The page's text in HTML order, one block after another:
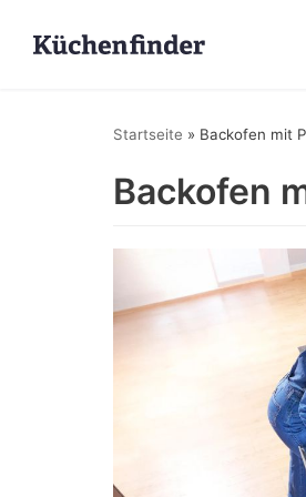
Startseite » Backofen mit
Backofen